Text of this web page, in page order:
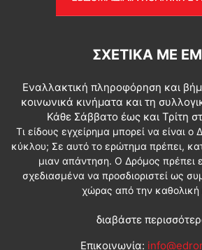
ΣΧΕΤΙΚΆ ΜΕ
Εναλλακτική πληροφόρηση και
κοινωνικά κινήματα και τη
Κάθε Σάββατο έως και Τρίτη
Τι είδους εγχείρημα μπορεί να είναι ο
κύκλου; Σε αυτό το ερώτημα πρέπει,
μιαν απάντηση. Ο Δρόμος πρέπει
σχεδιασμένα να προσδιοριστεί ως
χώρας από την καθολική
διαβάστε
Επικοινωνία: